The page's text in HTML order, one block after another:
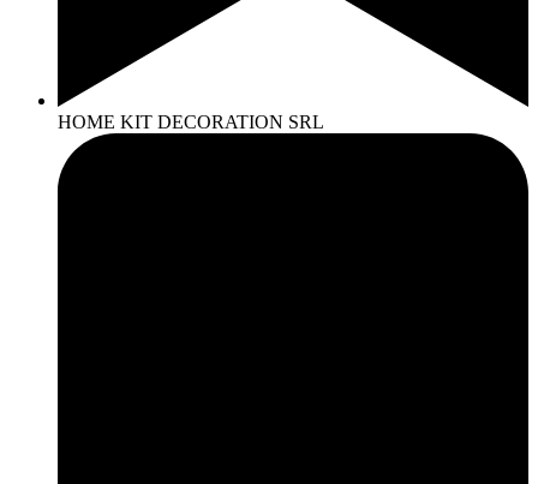
HOME KIT DECORATION SRL